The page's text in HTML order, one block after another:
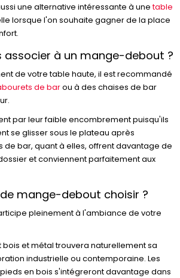
une alternative intéressante à unetable
lorsque l'on souhaite gagner de la place
associer à un mange-debout ?
de votre table haute, il est recommandé
de barou à des chaises de bar
par leur faible encombrement puisqu'ils
se glisser sous le plateau après
de bar, quant à elles, offrent davantage de
et conviennent parfaitement aux
mange-debout choisir ?
pleinement à l'ambiance de votre
et métal trouvera naturellement sa
industrielle ou contemporaine. Les
en bois s'intégreront davantage dans